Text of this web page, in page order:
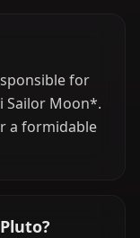
for
Sailor Moon*.
a formidable